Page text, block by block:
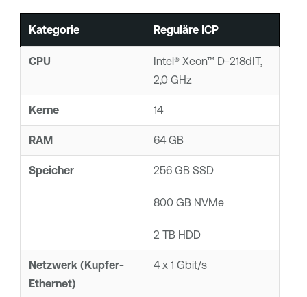
Kategorie Reguläre ICP
CPU
Intel® Xeon™ D-218dIT,
2,0 GHz
Kerne 14
RAM 64 GB
Speicher 256 GB SSD
800 GB NVMe
2 TB HDD
Netzwerk (Kupfer-
Ethernet)
4 x 1 Gbit/s